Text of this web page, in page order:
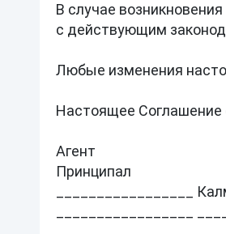
В случае
с действующим
Любые изменения
Настоящее Соглашение
Агент
Принципал
_________________